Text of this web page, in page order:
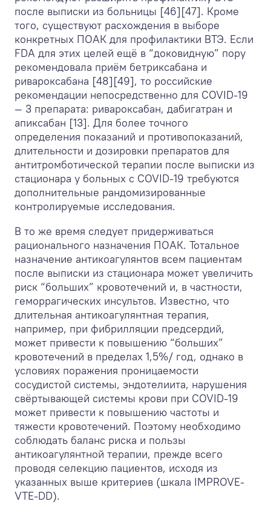
после выписки из больницы [46][47]. Кроме
того, существуют расхождения в выборе
конкретных ПОАК для профилактики ВТЭ. Если
FDA для этих целей ещё в “доковидную” пору
рекомендовала приём бетриксабана и
ривароксабана [48][49], то российские
рекомендации непосредственно для COVID-19
— 3 препарата: ривароксабан, дабигатран и
апиксабан [13]. Для более точного
определения показаний и противопоказаний,
длительности и дозировки препаратов для
антитромботической терапии после выписки из
стационара у больных с COVID-19 требуются
дополнительные рандомизированные
контролируемые исследования.
В то же время следует придерживаться
рационального назначения ПОАК. Тотальное
назначение антикоагулянтов всем пациентам
после выписки из стационара может увеличить
риск “больших” кровотечений и, в частности,
геморрагических инсультов. Известно, что
длительная антикоагулянтная терапия,
например, при фибрилляции предсердий,
может привести к повышению “больших”
кровотечений в пределах 1,5%/ год, однако в
условиях поражения проницаемости
сосудистой системы, эндотелиита, нарушения
свёртывающей системы крови при COVID-19
может привести к повышению частоты и
тяжести кровотечений. Поэтому необходимо
соблюдать баланс риска и пользы
антикоагулянтной терапии, прежде всего
проводя селекцию пациентов, исходя из
указанных выше критериев (шкала IMPROVE-
VTE-DD).